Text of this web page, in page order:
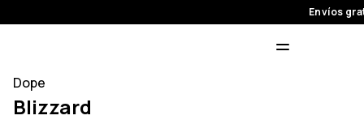
Envíos
Dope
Blizzard